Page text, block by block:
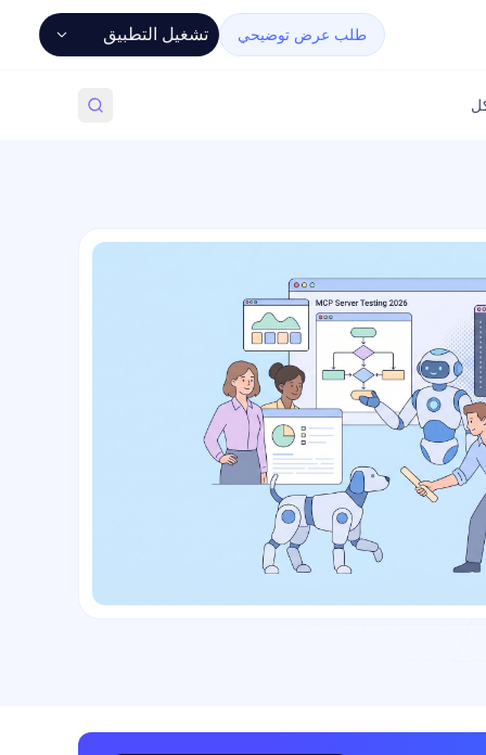
طلب عرض توضيحي تشغيل التطبيق